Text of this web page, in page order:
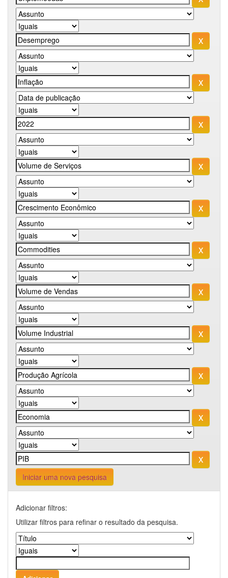
Iniciar uma nova pesquisa
Adicionar filtros:
Utilizar filtros para refinar o resultado da pesquisa.